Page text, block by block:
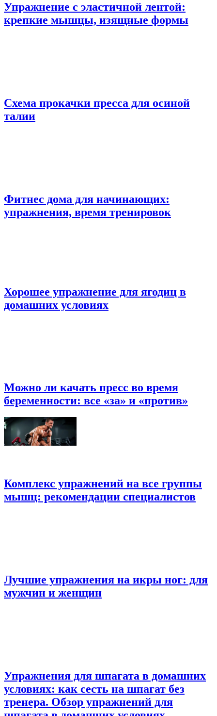
Упражнение с эластичной лентой:
крепкие мышцы, изящные формы
Схема прокачки пресса для осиной
талии
Фитнес дома для начинающих:
упражнения, время тренировок
Хорошее упражнение для ягодиц в
домашних условиях
Можно ли качать пресс во время
беременности: все «за» и «против»
Комплекс упражнений на все группы
мышц: рекомендации специалистов
Лучшие упражнения на икры ног: для
мужчин и женщин
Упражнения для шпагата в домашних
условиях: как сесть на шпагат без
тренера. Обзор упражнений для